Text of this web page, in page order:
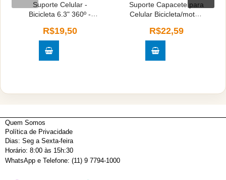
Suporte Celular -
Bicicleta 6.3" 360º -
R$19,50
Suporte Capacete para
Celular Bicicleta/moto -
R$22,59
Quem Somos
Política de Privacidade
Dias: Seg a Sexta-feira
Horário: 8:00 às 15h:30
WhatsApp e Telefone: (11) 9 7794-1000